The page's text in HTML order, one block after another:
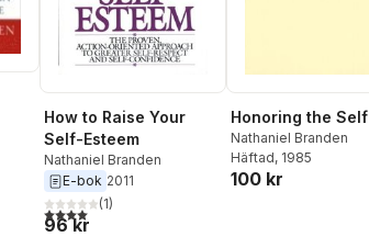
How to Raise Your
Self-Esteem
Nathaniel Branden
E-bok 2011
4,0utav 5 stjärnor. Totalt antal röster:
(1)
96 kr
Honoring the Self
Nathaniel Branden
Häftad, 1985
100 kr